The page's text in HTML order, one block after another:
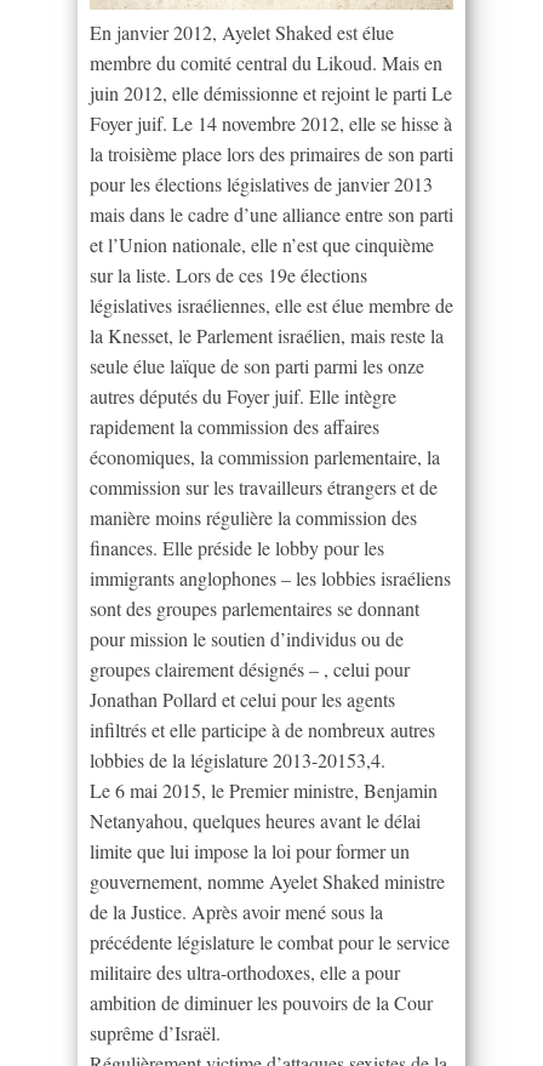
En janvier 2012, Ayelet Shaked est élue
membre du comité central du Likoud. Mais en
juin 2012, elle démissionne et rejoint le parti Le
Foyer juif. Le 14 novembre 2012, elle se hisse à
la troisième place lors des primaires de son parti
pour les élections législatives de janvier 2013
mais dans le cadre d’une alliance entre son parti
et l’Union nationale, elle n’est que cinquième
sur la liste. Lors de ces 19e élections
législatives israéliennes, elle est élue membre de
la Knesset, le Parlement israélien, mais reste la
seule élue laïque de son parti parmi les onze
autres députés du Foyer juif. Elle intègre
rapidement la commission des affaires
économiques, la commission parlementaire, la
commission sur les travailleurs étrangers et de
manière moins régulière la commission des
finances. Elle préside le lobby pour les
immigrants anglophones – les lobbies israéliens
sont des groupes parlementaires se donnant
pour mission le soutien d’individus ou de
groupes clairement désignés – , celui pour
Jonathan Pollard et celui pour les agents
infiltrés et elle participe à de nombreux autres
lobbies de la législature 2013-20153,4.
Le 6 mai 2015, le Premier ministre, Benjamin
Netanyahou, quelques heures avant le délai
limite que lui impose la loi pour former un
gouvernement, nomme Ayelet Shaked ministre
de la Justice. Après avoir mené sous la
précédente législature le combat pour le service
militaire des ultra-orthodoxes, elle a pour
ambition de diminuer les pouvoirs de la Cour
suprême d’Israël.